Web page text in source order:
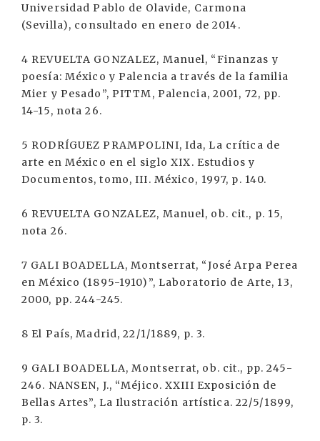
Universidad Pablo de Olavide, Carmona
(Sevilla), consultado en enero de 2014.
4 REVUELTA GONZALEZ, Manuel, “Finanzas y
poesía: México y Palencia a través de la familia
Mier y Pesado”, PITTM, Palencia, 2001, 72, pp.
14-15, nota 26.
5 RODRÍGUEZ PRAMPOLINI, Ida, La crítica de
arte en México en el siglo XIX. Estudios y
Documentos, tomo, III. México, 1997, p. 140.
6 REVUELTA GONZALEZ, Manuel, ob. cit., p. 15,
nota 26.
7 GALI BOADELLA, Montserrat, “José Arpa Perea
en México (1895-1910)”, Laboratorio de Arte, 13,
2000, pp. 244-245.
8 El País, Madrid, 22/1/1889, p. 3.
9 GALI BOADELLA, Montserrat, ob. cit., pp. 245-
246. NANSEN, J., “Méjico. XXIII Exposición de
Bellas Artes”, La Ilustración artística. 22/5/1899,
p. 3.